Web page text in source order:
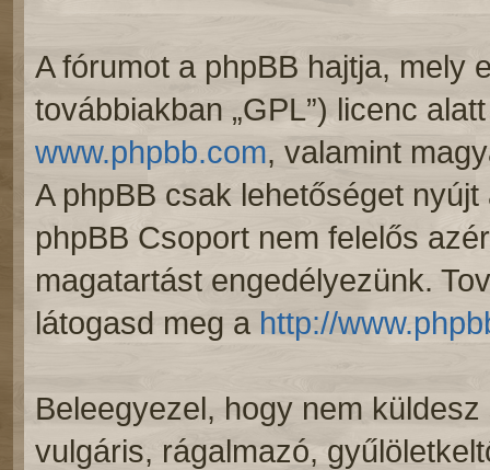
A fórumot a phpBB hajtja, mely
továbbiakban „GPL”) licenc
www.phpbb.com, valamint
A phpBB csak lehetőséget
phpBB Csoport nem felelős
magatartást engedélyezünk.
látogasd meg a http://
Beleegyezel, hogy nem
vulgáris, rágalmazó,